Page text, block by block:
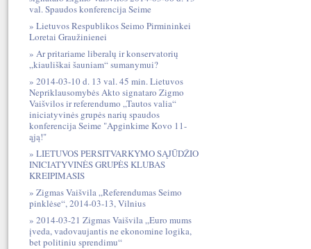
val. Spaudos konferencija Seime
Lietuvos Respublikos Seimo Pirmininkei
Loretai Graužinienei
Ar pritariame liberalų ir konservatorių
„kiauliškai šauniam“ sumanymui?
2014-03-10 d. 13 val. 45 min. Lietuvos
Nepriklausomybės Akto signataro Zigmo
Vaišvilos ir referendumo „Tautos valia“
iniciatyvinės grupės narių spaudos
konferencija Seime "Apginkime Kovo 11-
ąją!"
LIETUVOS PERSITVARKYMO SĄJŪDŽIO
INICIATYVINĖS GRUPĖS KLUBAS
KREIPIMASIS
Zigmas Vaišvila „Referendumas Seimo
pinklėse“, 2014-03-13, Vilnius
2014-03-21 Zigmas Vaišvila „Euro mums
įveda, vadovaujantis ne ekonomine logika,
bet politiniu sprendimu“